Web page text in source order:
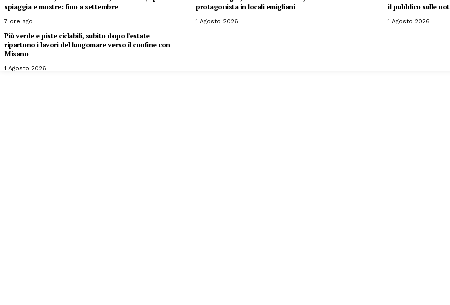
spiaggia e mostre: fino a settembre
7 ore ago
protagonista in locali emigliani
1 Agosto 2026
il pubblico sulle
1 Agosto 2026
Più verde e piste ciclabili, subito dopo l’estate
ripartono i lavori del lungomare verso il confine con
Misano
1 Agosto 2026